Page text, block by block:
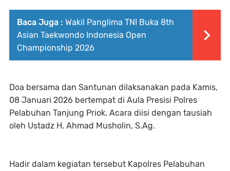
Baca Juga : Wakil Panglima TNI Buka 8th
Asian Taekwondo Indonesia Open
Championship 2026
Doa bersama dan Santunan dilaksanakan pada Kamis,
08 Januari 2026 bertempat di Aula Presisi Polres
Pelabuhan Tanjung Priok. Acara diisi dengan tausiah
oleh Ustadz H. Ahmad Musholin, S.Ag.
Hadir dalam kegiatan tersebut Kapolres Pelabuhan